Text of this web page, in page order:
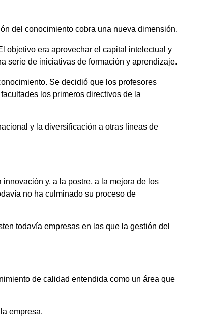
del conocimiento cobra una nueva dimensión.
objetivo era aprovechar el capital intelectual y
serie de iniciativas de formación y aprendizaje.
Se decidió que los profesores
los primeros directivos de la
y la diversificación a otras líneas de
y, a la postre, a la mejora de los
no ha culminado su proceso de
todavía empresas en las que la gestión del
de calidad entendida como un área que
empresa.